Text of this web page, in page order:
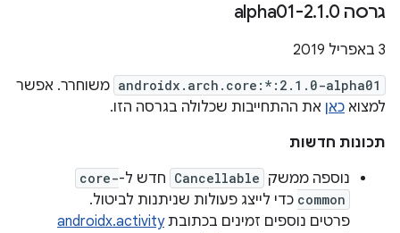
גרסה 2 .1.0-alpha01
3 באפריל 2019
androidx.arch.core:*:2.1.0-alpha01 משוחרר. אפשר
למצוא כאן את ההתחייבות שכלולה בגרסה הזו.
תכונות חדשות
נוספה ממשק Cancellable חדש ל-core-
common כדי לייצג פעולות שניתנות לביטול.
פרטים נוספים זמינים בכתובתandroidx.activity